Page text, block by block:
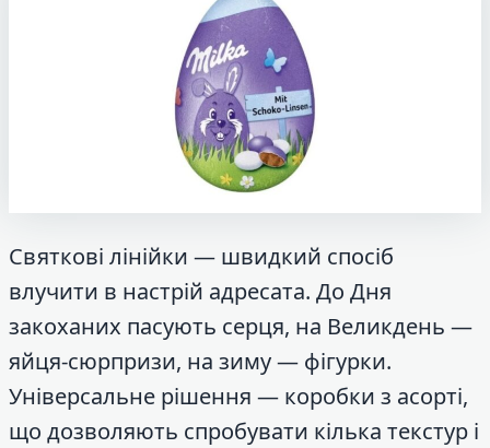
Святкові лінійки — швидкий спосіб
влучити в настрій адресата. До Дня
закоханих пасують серця, на Великдень —
яйця-сюрпризи, на зиму — фігурки.
Універсальне рішення — коробки з асорті,
що дозволяють спробувати кілька текстур і